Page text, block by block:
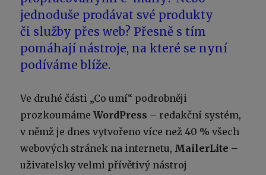
jednoduše prodávat své produkty
či služby přes web? Přesně s tím
pomáhají nástroje, na které se nyní
podíváme blíže.
Ve druhé části „Co umí“ podrobněji
prozkoumámeWordPress – redakční systém,
v němž je dnes vytvořeno více než 40 % všech
webových stránek na internetu, MailerLite –
uživatelsky velmi přívětivý nástroj